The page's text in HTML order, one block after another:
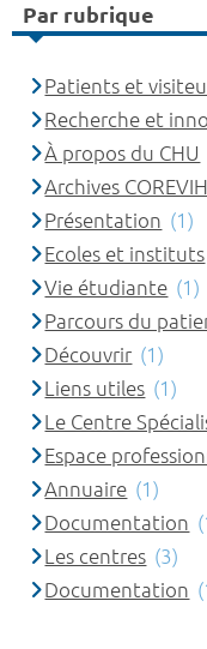
Par rubrique
Patients et
Recherche et
À propos du CHU
Archives
Présentation (1)
Ecoles et instituts
Vie étudiante (1)
Parcours du
Découvrir (1)
Liens utiles (1)
Le Centre
Espace
Annuaire (1)
Documentation
Les centres (3)
Documentation